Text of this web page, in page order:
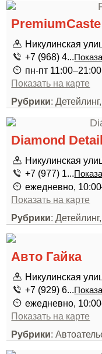
PremiumCaste
Никулинская
+7 (968) 4...
пн-пт 11:00–21:00
Показать на карте
Рубрики:
Diamond
Никулинская
+7 (977) 1...
ежедневно,
Показать на карте
Рубрики:
Авто Гайка
Никулинская
+7 (929) 6...
ежедневно,
Показать на карте
Рубрики: